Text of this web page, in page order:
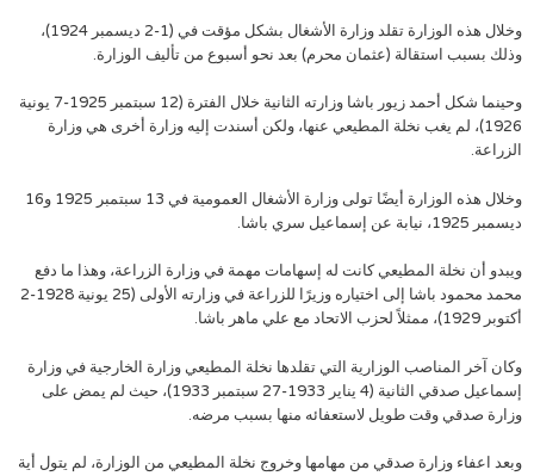
وخلال هذه الوزارة تقلد وزارة الأشغال بشكل مؤقت في (1-2 ديسمبر 1924)،
وذلك بسبب استقالة (عثمان محرم) بعد نحو أسبوع من تأليف الوزارة.
وحينما شكل أحمد زيور باشا وزارته الثانية خلال الفترة (12 سبتمبر 1925-7 يونية
1926)، لم يغب نخلة المطيعي عنها، ولكن أسندت إليه وزارة أخرى هي وزارة
الزراعة.
وخلال هذه الوزارة أيضًا تولى وزارة الأشغال العمومية في 13 سبتمبر 1925 و16
ديسمبر 1925، نيابة عن إسماعيل سري باشا.
ويبدو أن نخلة المطيعي كانت له إسهامات مهمة في وزارة الزراعة، وهذا ما دفع
محمد محمود باشا إلى اختياره وزيرًا للزراعة في وزارته الأولى (25 يونية 1928-2
أكتوبر 1929)، ممثلاً لحزب الاتحاد مع علي ماهر باشا.
وكان آخر المناصب الوزارية التي تقلدها نخلة المطيعي وزارة الخارجية في وزارة
إسماعيل صدقي الثانية (4 يناير 1933-27 سبتمبر 1933)، حيث لم يمض على
وزارة صدقي وقت طويل لاستعفائه منها بسبب مرضه.
وبعد اعفاء وزارة صدقي من مهامها وخروج نخلة المطيعي من الوزارة، لم يتول أية